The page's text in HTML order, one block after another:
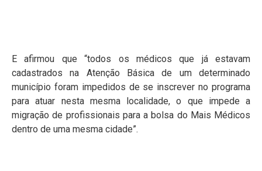
E afirmou que “todos os médicos que já estavam
cadastrados na Atenção Básica de um determinado
município foram impedidos de se inscrever no programa
para atuar nesta mesma localidade, o que impede a
migração de profissionais para a bolsa do Mais Médicos
dentro de uma mesma cidade”.